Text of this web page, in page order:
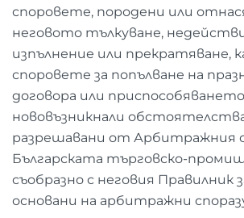
споровете, породени или
неговото тълкуване,
изпълнение или прекратяване,
споровете за попълване на
договора или
нововъзникнали
разрешавани от Арбитражния
Българската търговско-
съобразно с неговия Правилник
основани на арбитражни